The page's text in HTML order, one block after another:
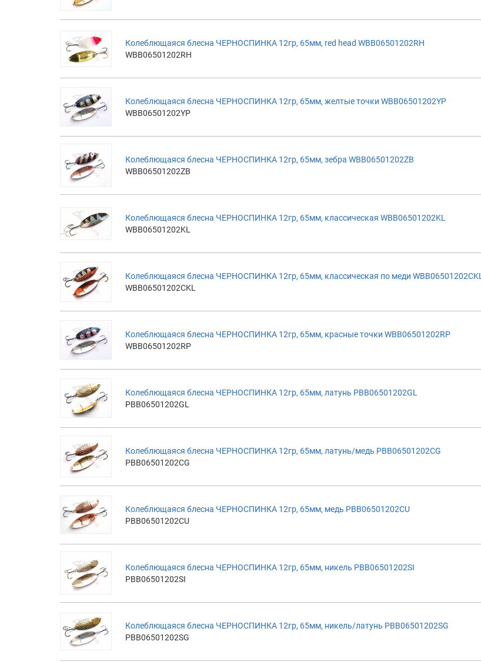
Колеблющаяся блесна ЧЕРНОСПИНКА 12гр, 65мм, red head WBB06501202RH
WBB06501202RH
Колеблющаяся блесна ЧЕРНОСПИНКА 12гр, 65мм, желтые точки WBB06501202YP
WBB06501202YP
Колеблющаяся блесна ЧЕРНОСПИНКА 12гр, 65мм, зебра WBB06501202ZB
WBB06501202ZB
Колеблющаяся блесна ЧЕРНОСПИНКА 12гр, 65мм, классическая WBB06501202KL
WBB06501202KL
Колеблющаяся блесна ЧЕРНОСПИНКА 12гр, 65мм, классическая по меди WBB06501202CKL
WBB06501202CKL
Колеблющаяся блесна ЧЕРНОСПИНКА 12гр, 65мм, красные точки WBB06501202RP
WBB06501202RP
Колеблющаяся блесна ЧЕРНОСПИНКА 12гр, 65мм, латунь PBB06501202GL
PBB06501202GL
Колеблющаяся блесна ЧЕРНОСПИНКА 12гр, 65мм, латунь/медь PBB06501202CG
PBB06501202CG
Колеблющаяся блесна ЧЕРНОСПИНКА 12гр, 65мм, медь PBB06501202CU
PBB06501202CU
Колеблющаяся блесна ЧЕРНОСПИНКА 12гр, 65мм, никель PBB06501202SI
PBB06501202SI
Колеблющаяся блесна ЧЕРНОСПИНКА 12гр, 65мм, никель/латунь PBB06501202SG
PBB06501202SG